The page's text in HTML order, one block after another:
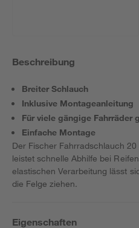
Beschreibung
Breiter Schlauch
Inklusive Montageanleitung
Für viele gängige Fahrräder
Einfache Montage
Der Fischer Fahrradschlauch
leistet schnelle Abhilfe bei
elastischen Verarbeitung lässt
die Felge ziehen.
Eigenschaften